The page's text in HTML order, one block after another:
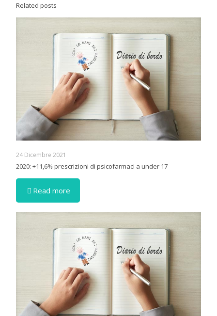
Related posts
24 Dicembre 2021
2020: +11,6% prescrizioni di psicofarmaci a under 17
Read more